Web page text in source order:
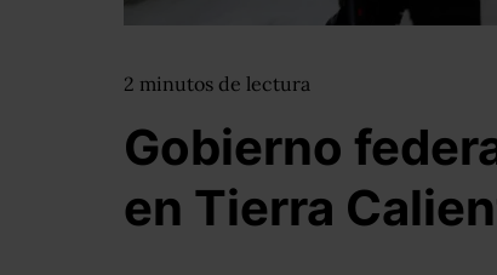
2 minutos de lectura
Gobierno
en Tierra